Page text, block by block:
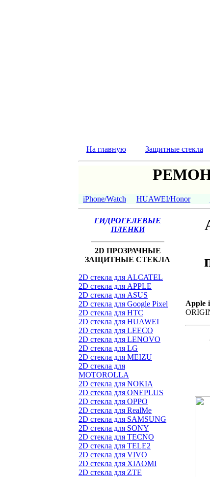
На главную Защитные стекла
iPhone/Watch HUAWEI/Honor
ГИДРОГЕЛЕВЫЕ
ПЛЕНКИ
2D ПРОЗРАЧНЫЕ
ЗАЩИТНЫЕ СТЕКЛА
2D стекла для ALCATEL
2D стекла для APPLE
2D стекла для ASUS
2D стекла для Google Pixel
2D стекла для HTC
2D стекла для HUAWEI
2D стекла для LEECO
2D стекла для LENOVO
2D стекла для LG
2D стекла для MEIZU
2D стекла для
MOTOROLLA
2D стекла для NOKIA
2D стекла для ONEPLUS
2D стекла для OPPO
2D стекла для RealMe
2D стекла для SAMSUNG
2D стекла для SONY
2D стекла для TECNO
2D стекла для TELE2
2D стекла для VIVO
2D стекла для XIAOMI
2D стекла для ZTE
Apple